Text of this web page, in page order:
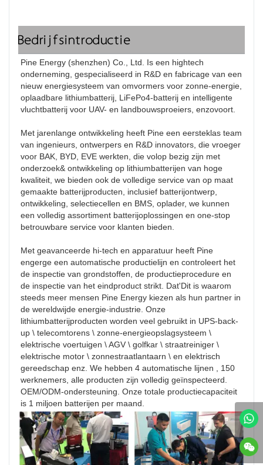
Bedrijfsintroductie
Pine Energy (shenzhen) Co., Ltd. Is een hightech
onderneming, gespecialiseerd in R&D en fabricage van een
nieuw energiesysteem van omvormers voor zonne-energie,
oplaadbare lithiumbatterij, LiFePo4-batterij en intelligente
vluchtbatterij voor UAV- en landbouwsproeiers, enzovoort.
Met jarenlange ontwikkeling heeft Pine een eersteklas team
van ingenieurs, ontwerpers en R&D innovators, die vroeger
voor BAK, BYD, EVE werkten, die volop bezig zijn met
onderzoek& ontwikkeling op lithiumbatterijen van hoge
kwaliteit, we bieden ook de volledige service van op maat
gemaakte batterijproducten, inclusief batterijontwerp,
ontwikkeling, selectiecellen en BMS, oplader, we kunnen
een volledig assortiment batterijoplossingen en one-stop
betrouwbare service voor klanten bieden.
Met geavanceerde hi-tech en apparatuur heeft Pine
engerge een automatische productielijn en controleert het
de inspectie van grondstoffen, de productieprocedure en
de inspectie van het eindproduct strikt. Dat'Dit is waarom
steeds meer mensen Pine Energy kiezen als hun partner in
de wereldwijde energie-industrie. Onze
lithiumbatterijproducten worden veel gebruikt in UPS-back-
up \ telecomtorens \ zonne-energieopslagsysteem \
elektrische voertuigen \ AGV \ golfkar \ straatreiniger \
elektrische motor \ zonnestraatlantaarn \ en elektrisch
gereedschap enz. We hebben 4 automatische lijnen , 150
werknemers, alle producten zijn volledig geïnspecteerd.
OEM/ODM-ondersteuning. Onze totale productiecapaciteit
is 1 miljoen batterijen per maand.